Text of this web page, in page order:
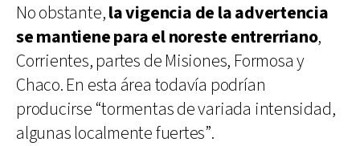
No obstante,la vigencia de la advertencia
se mantiene para el noreste entrerriano,
Corrientes, partes de Misiones, Formosa y
Chaco. En esta área todavía podrían
producirse “tormentas de variada intensidad,
algunas localmente fuertes”.